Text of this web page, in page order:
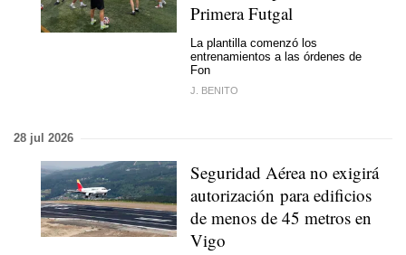
Primera Futgal
La plantilla comenzó los
entrenamientos a las órdenes de
Fon
J. BENITO
28 jul 2026
Seguridad Aérea no exigirá
autorización para edificios
de menos de 45 metros en
Vigo